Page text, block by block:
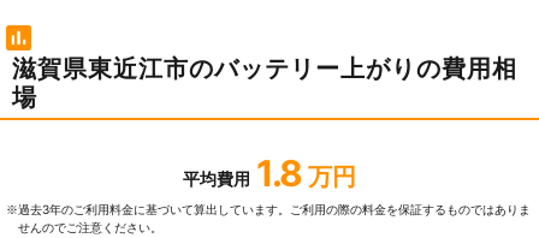
滋賀県東近江市のバッテリー上がりの費用相
場
平均費用 1.8 万円
※過去3年のご利⽤料⾦に基づいて算出しています。ご利⽤の際の料⾦を保証するものではありま
せんのでご注意ください。